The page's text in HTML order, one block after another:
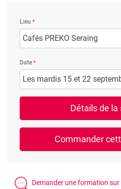
Lieu
Cafés PREKO Seraing
Date
Les mardis 15 et 22